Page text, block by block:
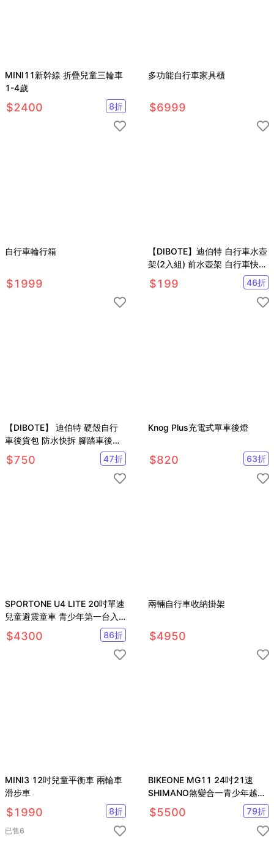
MINI11新幹線 折疊兒童三輪車
1-4歲
$2400 8折
多功能自行車家具櫃
$6999
自行車輪行箱
$1999
【DIBOTE】迪伯特 自行車水壺
架(2入組) 前水壺架 自行車快拆
水壺架 快拆水壺架
$199 46折
【DIBOTE】 迪伯特 硬殼自行
車後貨包 防水快拆 腳踏車後架
包 附背帶
$750 47折
Knog Plus充電式單車後燈
$820 63折
SPORTONE U4 LITE 20吋單速
兒童避震童車 青少年第一台入
門休閒山地車
$4300 86折
兩輛自行車收納掛架
$4950
MINI3 12吋兒童平衡車 兩輪車
滑步車
$1990 8折
已售6
BIKEONE MG11 24吋21速
SHIMANO煞變合一青少年越野
登山車堅固易用輕鬆操控
$5500 79折